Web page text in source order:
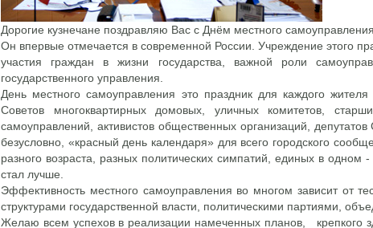
Дорогие кузнечане поздравляю Вас с Днём местного
Он впервые отмечается в современной России. Учреждение этого
участия граждан в жизни государства, важной роли
государственного управления.
День местного самоуправления это праздник для каждого
Советов многоквартирных домовых, уличных комитетов,
самоуправлений, активистов общественных организаций,
безусловно, «красный день календаря» для всего городского
разного возраста, разных политических симпатий, единых в
стал лучше.
Эффективность местного самоуправления во многом зависит от
структурами государственной власти, политическими партиями,
Желаю всем успехов в реализации намеченных планов, крепкого